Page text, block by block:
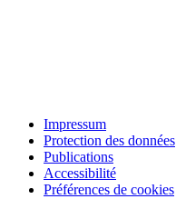
Impressum
Protection des données
Publications
Accessibilité
Préférences de cookies